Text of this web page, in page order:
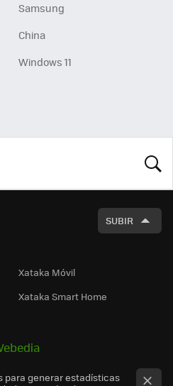
Samsung
China
Windows 11
SUBIR
Xataka Móvil
Xataka Smart Home
para generar estadísticas